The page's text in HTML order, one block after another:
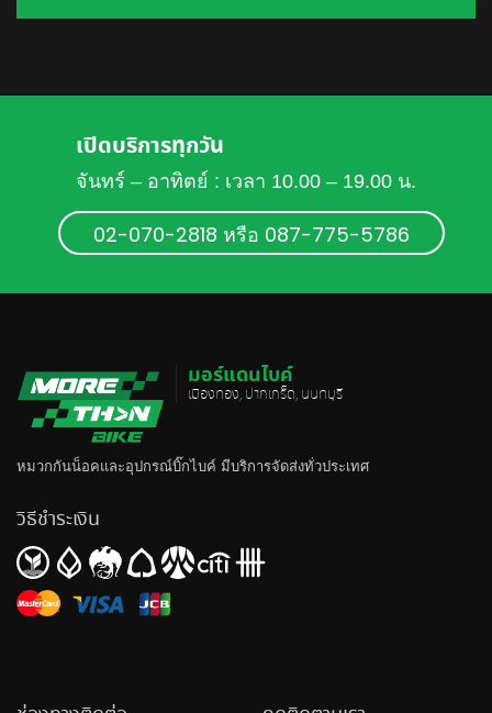
เปิดบริการทุกวัน
จันทร์ – อาทิตย์ : เวลา 10.00 – 19.00 น.
02-070-2818 หรือ 087-775-5786
มอร์แดนไบค์
เมืองทอง, ปากเกร็ด, นนทบุรี
หมวกกันน็อคและอุปกรณ์บิ๊กไบค์ มีบริการจัดส่งทั่วประเทศ
วิธีชำระเงิน